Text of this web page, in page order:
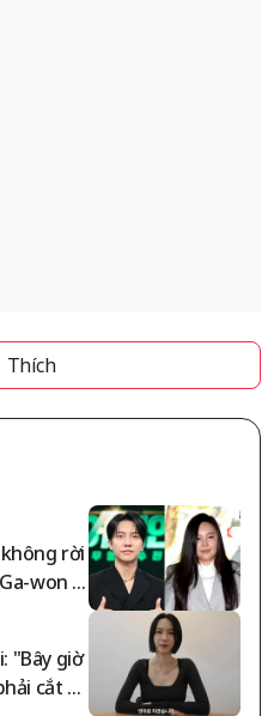
Thích
rời
won tr
"Bây giờ
cắt đ